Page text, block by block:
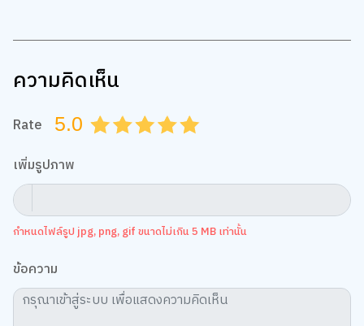
ความคิดเห็น
Rate 5.0 4.5
4.0
3.5
3.0
2.5
2.0
1.5
1.0
0.5
เพิ่มรูปภาพ
กำหนดไฟล์รูป jpg, png, gif ขนาดไม่เกิน 5 MB เท่านั้น
ข้อความ